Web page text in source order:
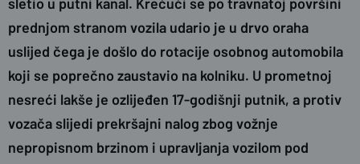
prednjom stranom vozila udario je u drvo oraha
uslijed čega je došlo do rotacije osobnog automobila
koji se poprečno zaustavio na kolniku. U prometnoj
nesreći lakše je ozlijeđen 17-godišnji putnik, a protiv
vozača slijedi prekršajni nalog zbog vožnje
nepropisnom brzinom i upravljanja vozilom pod